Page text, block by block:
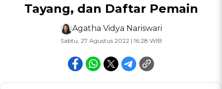
Tayang, dan Daftar Pemain
Agatha Vidya Nariswari
Sabtu, 27 Agustus 2022 | 16:28 WIB